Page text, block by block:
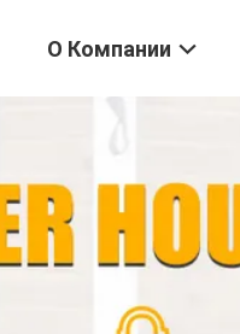
О Компании